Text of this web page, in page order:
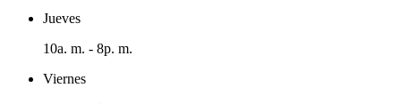
Jueves
10a. m. - 8p. m.
Viernes